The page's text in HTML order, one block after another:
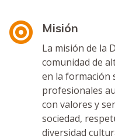
Misión
La misión de la
comunidad de
en la formación
profesionales
con valores y
sociedad,
diversidad